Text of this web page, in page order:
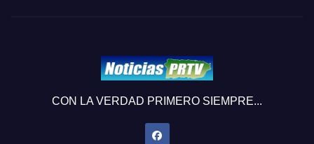
CON LA VERDAD PRIMERO SIEMPRE...